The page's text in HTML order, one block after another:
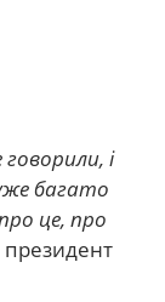
і
багато
це, про
президент